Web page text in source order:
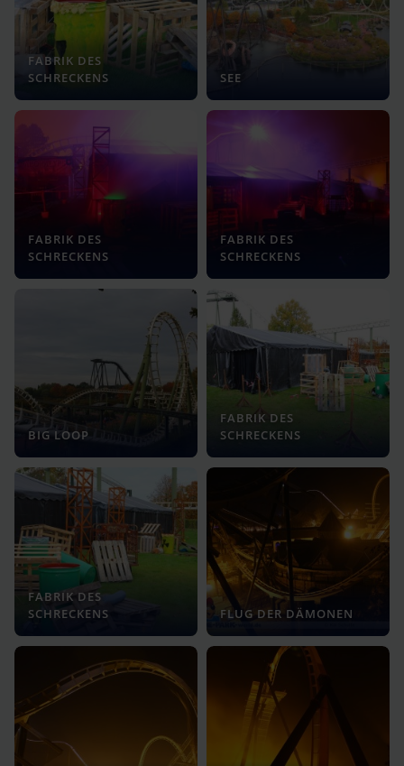
FABRIK DES
SCHRECKENS
SEE
FABRIK DES
SCHRECKENS
FABRIK DES
SCHRECKENS
BIG LOOP
FABRIK DES
SCHRECKENS
FABRIK DES
SCHRECKENS
FLUG DER DÄMONEN